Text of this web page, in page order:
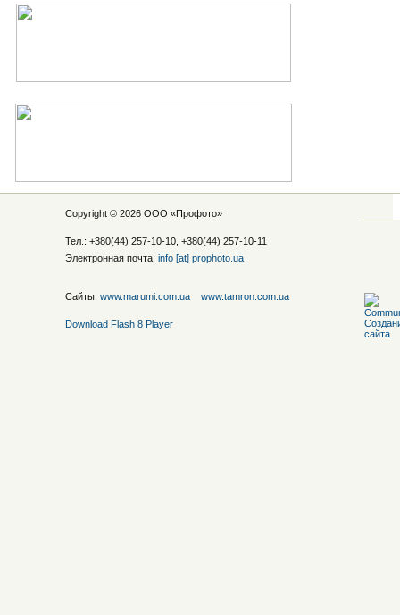
Copyright © 2026 ООО «Профото»
Тел.: +380(44) 257-10-10, +380(44) 257-10-11
Электронная почта: info [at] prophoto.ua
Сайты: www.marumi.com.ua www.tamron.com.ua
Download Flash 8 Player